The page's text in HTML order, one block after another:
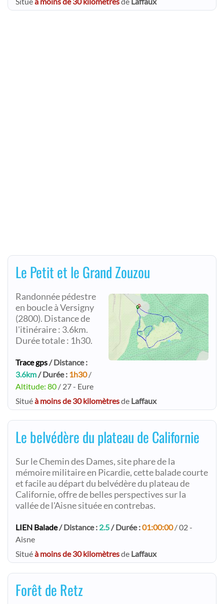
Le Petit et le Grand Zouzou
Randonnée pédestre
en boucle à Versigny
(2800). Distance de
l'itinéraire : 3.6km.
Durée totale : 1h30.
Trace gps/ Distance :
3.6km/ Durée : 1h30/
Altitude: 80 / 27 - Eure
Situéà moins de 30 kilomètresde Laffaux
Le belvédère du plateau de Californie
Sur le Chemin des Dames, site phare de la
mémoire militaire en Picardie, cette balade courte
et facile au départ du belvédère du plateau de
Californie, offre de belles perspectives sur la
vallée de l'Aisne située en contrebas.
LIEN Balade/ Distance : 2.5/ Durée :01:00:00/ 02 -
Aisne
Situéà moins de 30 kilomètresde Laffaux
Forêt de Retz